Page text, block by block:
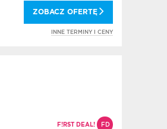
ZOBACZ OFERTĘ
INNE TERMINY I CENY
F!RST DEAL! FD